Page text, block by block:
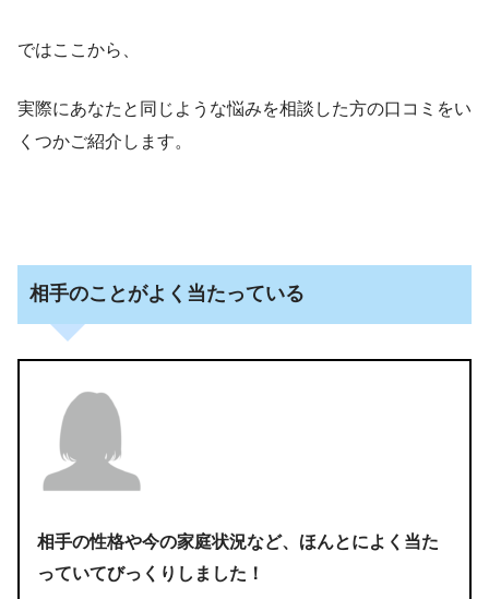
ではここから、
実際にあなたと同じような悩みを相談した方の口コミをい
くつかご紹介します。
相手のことがよく当たっている
相手の性格や今の家庭状況など、ほんとによく当た
っていてびっくりしました！